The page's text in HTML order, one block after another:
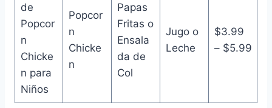
de
Popcor
n
Chicke
n para
Niños
Popcor
n
Chicke
n
Papas
Fritas o
Ensala
da de
Col
Jugo o
Leche
$3.99
– $5.99